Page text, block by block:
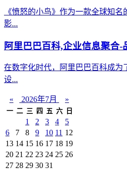
《愤怒的小鸟》作为一款全球知
影...
阿里巴巴百科,企业信息聚合-
在数字化时代，阿里巴巴百科成为
设...
« 2026年7月 »
一 二 三 四 五 六 日
1 2 3 4
5
6
7 8 9 10 11 12
13 14 15 16 17 18 19
20 21 22 23 24 25 26
27 28 29 30 31